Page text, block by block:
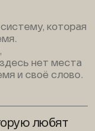
которая
нет места
и своё слово.
любят